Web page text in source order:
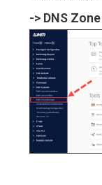
-> DNS